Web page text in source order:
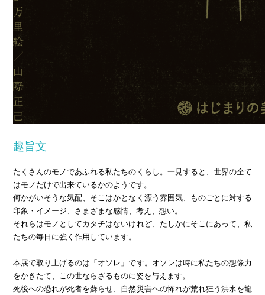
趣旨文
たくさんのモノであふれる私たちのくらし。一見すると、世界の全て
はモノだけで出来ているかのようです。
何かがいそうな気配、そこはかとなく漂う雰囲気、ものごとに対する
印象・イメージ、さまざまな感情、考え、想い。
それらはモノとしてカタチはないけれど、たしかにそこにあって、私
たちの毎日に強く作用しています。
本展で取り上げるのは「オソレ」です。オソレは時に私たちの想像力
をかきたて、この世ならざるものに姿を与えます。
死後への恐れが死者を蘇らせ、自然災害への怖れが荒れ狂う洪水を龍